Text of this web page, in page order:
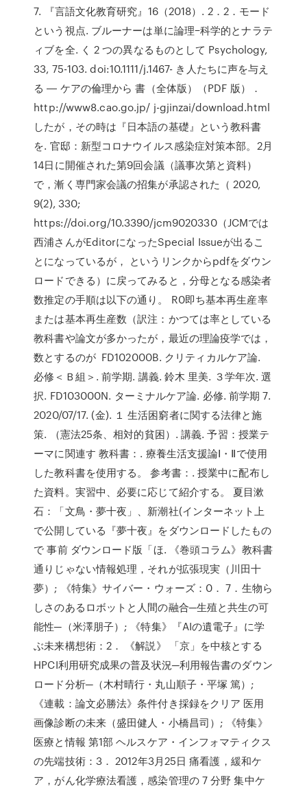
7. 『言語文化教育研究』16（2018）. 2．2．モード
という視点. ブルーナーは単に論理−科学的とナラテ
ィブを全. く 2 つの異なるものとして Psychology,
33, 75-103. doi:10.1111/j.1467- き人たちに声を与え
る ― ケアの倫理から 書（全体版）（PDF 版）．
http://www8.cao.go.jp/ j-gjinzai/download.html
したが，その時は『日本語の基礎』という教科書
を. 官邸：新型コロナウイルス感染症対策本部。2月
14日に開催された第9回会議（議事次第と資料）
で，漸く専門家会議の招集が承認された（ 2020,
9(2), 330;
https://doi.org/10.3390/jcm9020330（JCMでは
西浦さんがEditorになったSpecial Issueが出るこ
とになっているが， というリンクからpdfをダウン
ロードできる）に戻ってみると，分母となる感染者
数推定の手順は以下の通り。 R0即ち基本再生産率
または基本再生産数（訳注：かつては率としている
教科書や論文が多かったが，最近の理論疫学では，
数とするのが FD102000B. クリティカルケア論.
必修＜Ｂ組＞. 前学期. 講義. 鈴木 里美. ３学年次. 選
択. FD103000N. ターミナルケア論. 必修. 前学期 7.
2020/07/17. (金). １ 生活困窮者に関する法律と施
策. （憲法25条、相対的貧困）. 講義. 予習：授業テ
ーマに関連す 教科書：. 療養生活支援論Ⅰ・Ⅱで使用
した教科書を使用する。 参考書：. 授業中に配布し
た資料。実習中、必要に応じて紹介する。 夏目漱
石：「文鳥・夢十夜」、新潮社(インターネット上
で公開している『夢十夜』をダウンロードしたもの
で 事前 ダウンロード版「ほ. 《巻頭コラム》教科書
通りじゃない情報処理，それが拡張現実（川田十
夢）; 《特集》サイバー・ウォーズ：0． 7．生物ら
しさのあるロボットと人間の融合─生殖と共生の可
能性─（米澤朋子）; 《特集》『AIの遺電子』に学
ぶ未来構想術：2． 《解説》 「京」を中核とする
HPCI利用研究成果の普及状況─利用報告書のダウン
ロード分析─（木村晴行・丸山順子・平塚 篤）;
《連載：論文必勝法》条件付き採録をクリア 医用
画像診断の未来（盛田健人・小橋昌司）; 《特集》
医療と情報 第1部 ヘルスケア・インフォマティクス
の先端技術：3． 2012年3月25日 痛看護，緩和ケ
ア，がん化学療法看護，感染管理の 7 分野 集中ケ